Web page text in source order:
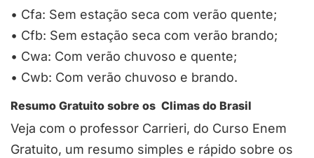
• Cfa: Sem estação seca com verão quente;
• Cfb: Sem estação seca com verão brando;
• Cwa: Com verão chuvoso e quente;
• Cwb: Com verão chuvoso e brando.
Resumo Gratuito sobre os Climas do Brasil
Veja com o professor Carrieri, do Curso Enem
Gratuito, um resumo simples e rápido sobre os